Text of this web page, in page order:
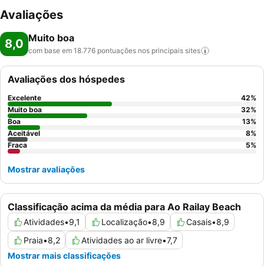
Avaliações
8,0 Muito boa
com base em 18.776 pontuações nos principais sites
Classificação acima da média para Ao Railay Beach
Atividades•9,1 Localização•8,9 Casais•8,9
Praia•8,2 Atividades ao ar livre•7,7
Mostrar mais classificações
Avaliações dos hóspedes
Excelente 42%
Muito boa
32%
Boa
13%
Aceitável
8%
Fraca
5%
Mostrar avaliações